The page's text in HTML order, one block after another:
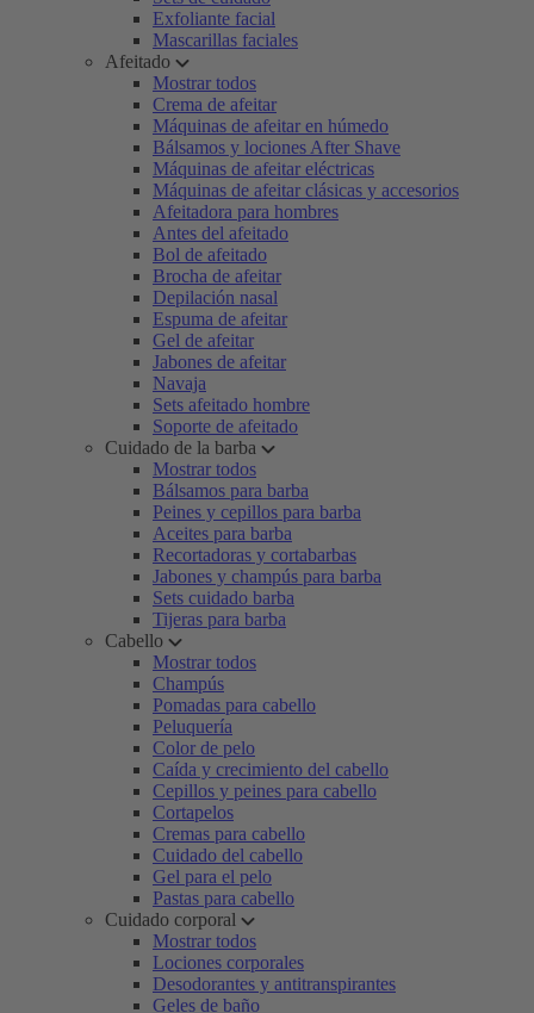
Exfoliante facial
Mascarillas faciales
Afeitado
Mostrar todos
Crema de afeitar
Máquinas de afeitar en húmedo
Bálsamos y lociones After Shave
Máquinas de afeitar eléctricas
Máquinas de afeitar clásicas y accesorios
Afeitadora para hombres
Antes del afeitado
Bol de afeitado
Brocha de afeitar
Depilación nasal
Espuma de afeitar
Gel de afeitar
Jabones de afeitar
Navaja
Sets afeitado hombre
Soporte de afeitado
Cuidado de la barba
Mostrar todos
Bálsamos para barba
Peines y cepillos para barba
Aceites para barba
Recortadoras y cortabarbas
Jabones y champús para barba
Sets cuidado barba
Tijeras para barba
Cabello
Mostrar todos
Champús
Pomadas para cabello
Peluquería
Color de pelo
Caída y crecimiento del cabello
Cepillos y peines para cabello
Cortapelos
Cremas para cabello
Cuidado del cabello
Gel para el pelo
Pastas para cabello
Cuidado corporal
Mostrar todos
Lociones corporales
Desodorantes y antitranspirantes
Geles de baño